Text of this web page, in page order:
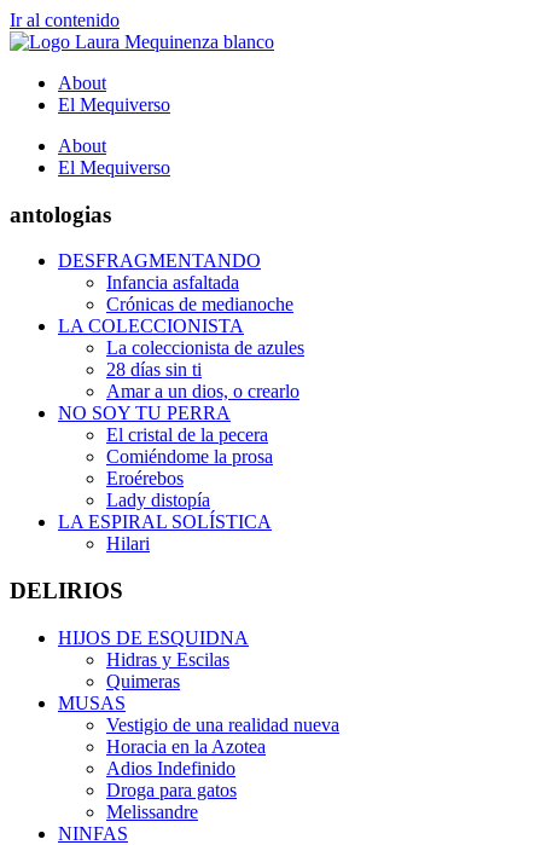
Ir al contenido
About
El Mequiverso
About
El Mequiverso
antologias
DESFRAGMENTANDO
Infancia asfaltada
Crónicas de medianoche
LA COLECCIONISTA
La coleccionista de azules
28 días sin ti
Amar a un dios, o crearlo
NO SOY TU PERRA
El cristal de la pecera
Comiéndome la prosa
Eroérebos
Lady distopía
LA ESPIRAL SOLÍSTICA
Hilari
DELIRIOS
HIJOS DE ESQUIDNA
Hidras y Escilas
Quimeras
MUSAS
Vestigio de una realidad nueva
Horacia en la Azotea
Adios Indefinido
Droga para gatos
Melissandre
NINFAS